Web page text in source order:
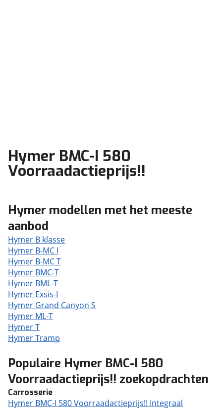
Hymer BMC-I 580
Voorraadactieprijs!!
Hymer modellen met het meeste
aanbod
Hymer B klasse
Hymer B-MC I
Hymer B-MC T
Hymer BMC-T
Hymer BML-T
Hymer Exsis-I
Hymer Grand Canyon S
Hymer ML-T
Hymer T
Hymer Tramp
Populaire Hymer BMC-I 580
Voorraadactieprijs!! zoekopdrachten
Carrosserie
Hymer BMC-I 580 Voorraadactieprijs!! Integraal